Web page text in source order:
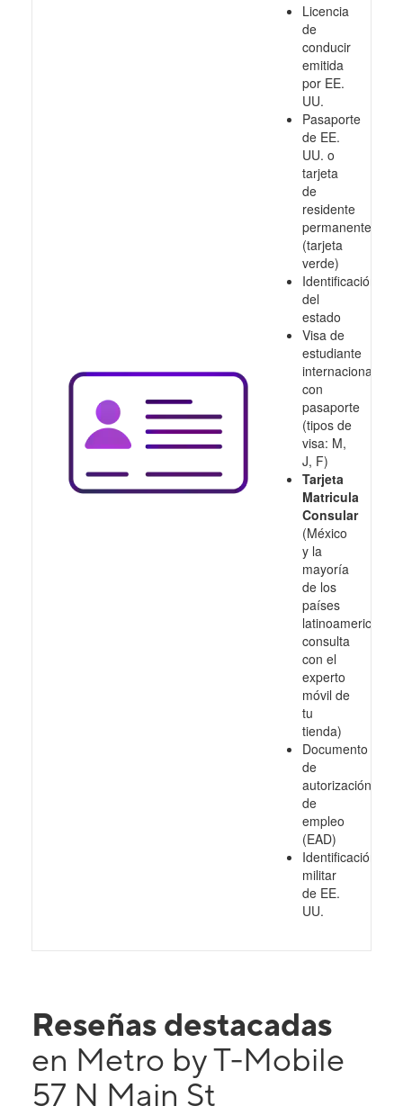
Licencia
de
conducir
emitida
por EE.
UU.
Pasaporte
de EE.
UU. o
tarjeta
de
residente
permanente
(tarjeta
verde)
Identificación
del
estado
Visa de
estudiante
internacional
con
pasaporte
(tipos de
visa: M,
J, F)
Tarjeta
Matricula
Consular
(México
y la
mayoría
de los
países
latinoamericanos,
consulta
con el
experto
móvil de
tu
tienda)
Documento
de
autorización
de
empleo
(EAD)
Identificación
militar
de EE.
UU.
Reseñas destacadas
en Metro by T-Mobile
57 N Main St